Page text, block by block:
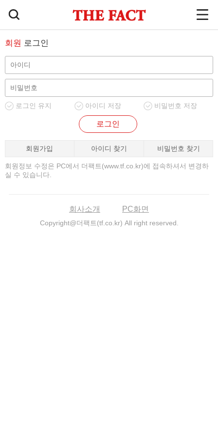
회원 로그인
로그인 유지 아이디 저장 비밀번호 저장
로그인
회원가입 아이디 찾기 비밀번호 찾기
회원정보 수정은 PC에서 더팩트(www.tf.co.kr)에 접속하셔서 변경하
실 수 있습니다.
회사소개 PC화면
Copyright@더팩트(tf.co.kr) All right reserved.